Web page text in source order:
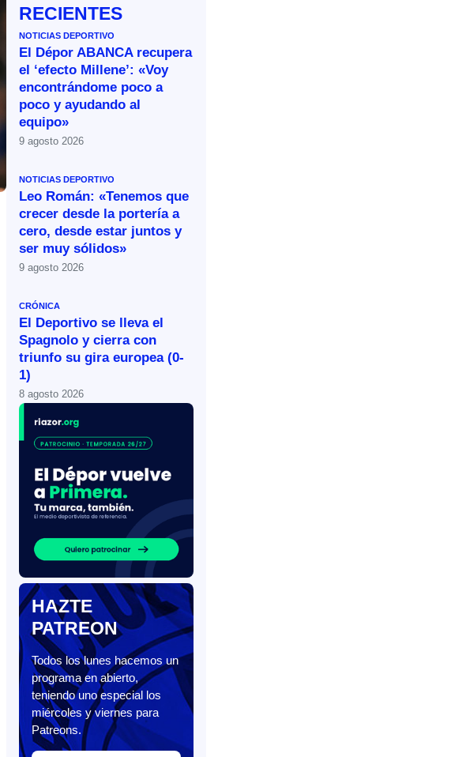
RECIENTES
NOTICIAS DEPORTIVO
El Dépor ABANCA recupera
el ‘efecto Millene’: «Voy
encontrándome poco a
poco y ayudando al
equipo»
9 agosto 2026
NOTICIAS DEPORTIVO
Leo Román: «Tenemos que
crecer desde la portería a
cero, desde estar juntos y
ser muy sólidos»
9 agosto 2026
CRÓNICA
El Deportivo se lleva el
Spagnolo y cierra con
triunfo su gira europea (0-
1)
8 agosto 2026
HAZTE
PATREON
Todos los lunes hacemos un
programa en abierto,
teniendo uno especial los
miércoles y viernes para
Patreons.